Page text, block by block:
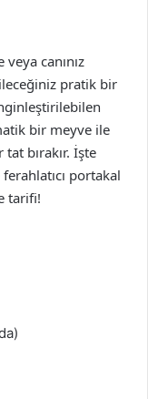
canınız
pratik bir
bir meyve ile
bırakır. İşte
portakal
tarifi!